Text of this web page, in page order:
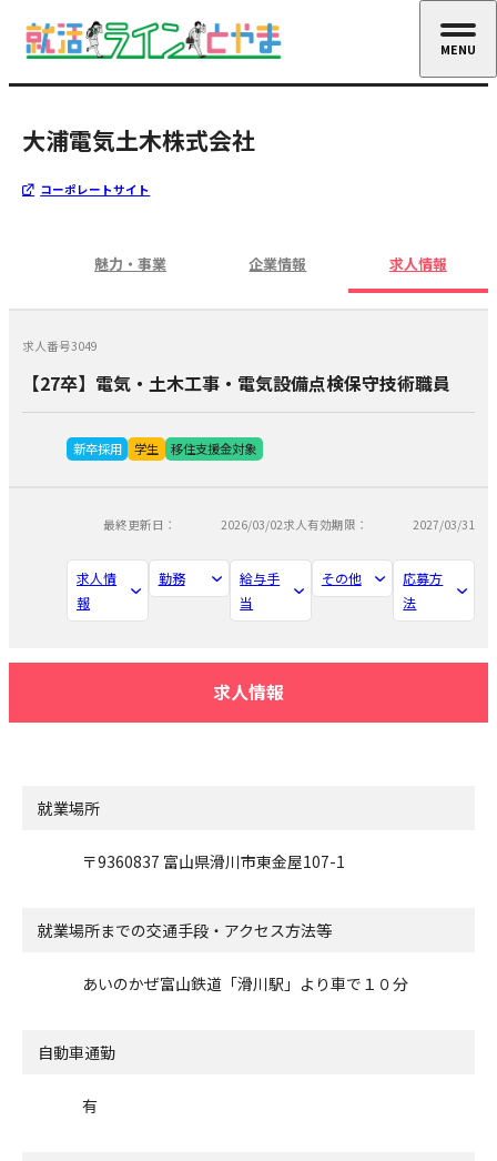
大浦電気土木株式会社
コーポレートサイト
魅力・事業 企業情報 求人情報
求人番号3049
【27卒】電気・土木工事・電気設備点検保守技術職員
新卒採用 学生 移住支援金対象
最終更新日： 2026/03/02求人有効期限： 2027/03/31
求人情
報
勤務
給与手
当
その他
応募方
法
求人情報
就業場所
〒9360837 富山県滑川市東金屋107-1
就業場所までの交通手段・アクセス方法等
あいのかぜ富山鉄道「滑川駅」より車で１０分
自動車通勤
有
MENU